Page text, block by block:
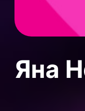
Яна